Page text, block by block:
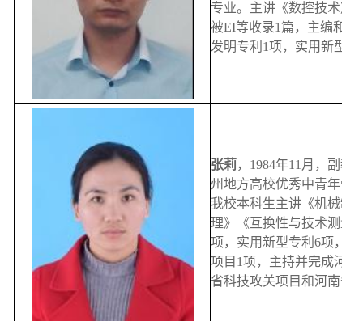
专业。主讲《数控技术》
被EI等收录1篇，主编和
发明专利1项，实用新型
张莉 ，1984年11月，副教
州地方高校优秀中青年骨
我校本科生主讲《机械制
理》《互换性与技术测量
项，实用新型专利6项，
项目1项，主持并完成河
省科技攻关项目和河南省